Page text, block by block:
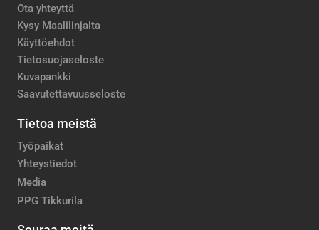
Ota yhteyttä
Kysy Maalilinjalta
Käyttöehdot
Tietosuojaseloste
Kuvapankki
Saavutettavuusseloste
Tietoa meistä
Työpaikat
Yhteystiedot
Media
PPG Tikkurila